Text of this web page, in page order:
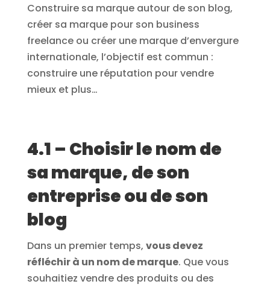
Construire sa marque autour de son blog,
créer sa marque pour son business
freelance ou créer une marque d’envergure
internationale, l’objectif est commun :
construire une réputation pour vendre
mieux et plus…
4.1 – Choisir le nom de
sa marque, de son
entreprise ou de son
blog
Dans un premier temps, vous devez
réfléchir à un nom de marque. Que vous
souhaitiez vendre des produits ou des